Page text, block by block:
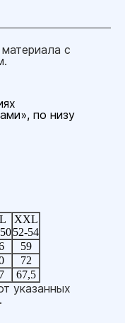
c
по низу
XXL
52-54
59
72
67,5
указанных